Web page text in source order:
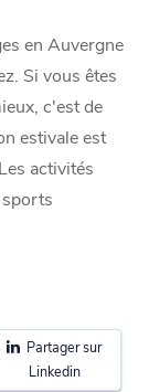
en Auvergne
Si vous êtes
c'est de
estivale est
activités
Partager sur
Linkedin